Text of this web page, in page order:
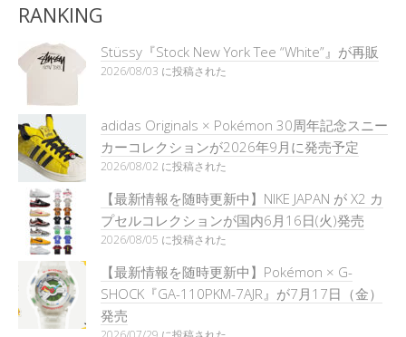
RANKING
Stüssy『Stock New York Tee “White”』が再販
2026/08/03 に投稿された
adidas Originals × Pokémon 30周年記念スニー
カーコレクションが2026年9月に発売予定
2026/08/02 に投稿された
【最新情報を随時更新中】NIKE JAPAN が X2 カ
プセルコレクションが国内6月16日(火)発売
2026/08/05 に投稿された
【最新情報を随時更新中】Pokémon × G-
SHOCK『GA-110PKM-7AJR』が7月17日（金）
発売